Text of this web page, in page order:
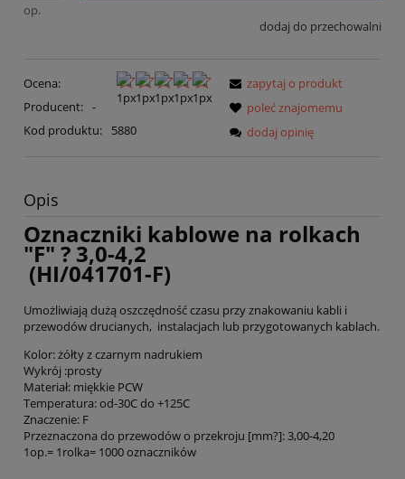
op.
dodaj do przechowalni
Ocena:
Producent: -
Kod produktu:
5880
zapytaj o produkt
poleć znajomemu
dodaj opinię
Opis
Oznaczniki kablowe na rolkach
"F" ? 3,0-4,2
(HI/041701-F)
Umożliwiają dużą oszczędność czasu przy znakowaniu kabli i
przewodów drucianych, instalacjach lub przygotowanych kablach.
Kolor: żółty z czarnym nadrukiem
Wykrój :prosty
Materiał: miękkie PCW
Temperatura: od-30C do +125C
Znaczenie: F
Przeznaczona do przewodów o przekroju [mm?]: 3,00-4,20
1op.= 1rolka= 1000 oznaczników